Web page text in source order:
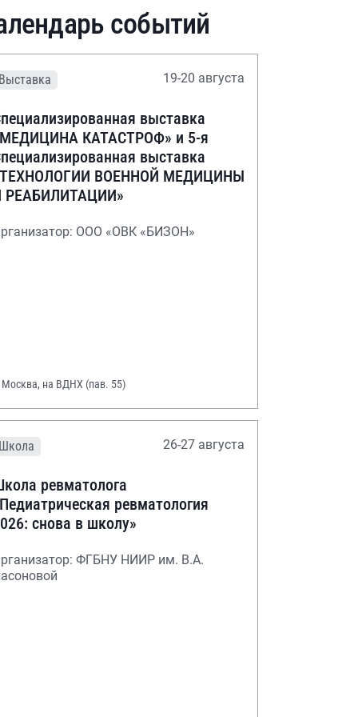
событий
Выставка 19-20 августа
выставка
КАТАСТРОФ» и 5-я
выставка
ВОЕННОЙ МЕДИЦИНЫ
РЕАБИЛИТАЦИИ»
ООО «ОВК «БИЗОН»
Москва, на ВДНХ (пав. 55)
Школа 26-27 августа
ревматолога
ревматология
снова в школу»
ФГБНУ НИИР им. В.А.